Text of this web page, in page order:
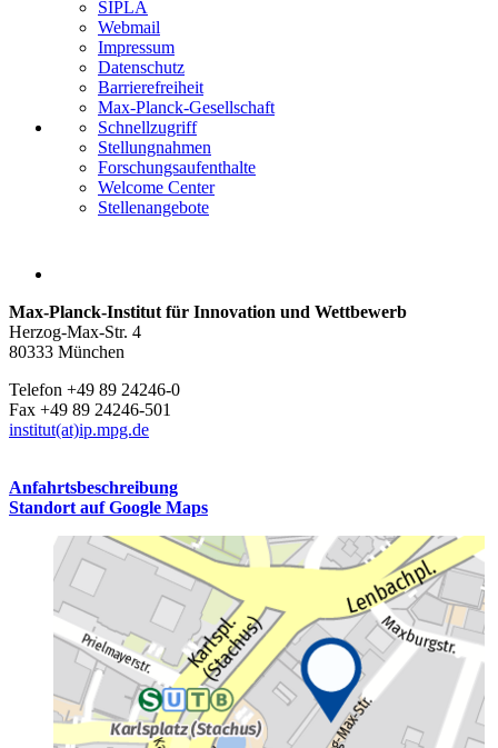
SIPLA
Webmail
Impressum
Datenschutz
Barrierefreiheit
Max-Planck-Gesellschaft
Schnellzugriff
Stellungnahmen
Forschungsaufenthalte
Welcome Center
Stellenangebote
Max-Planck-Institut für Innovation und Wettbewerb
Herzog-Max-Str. 4
80333 München
Telefon +49 89 24246-0
Fax +49 89 24246-501
institut(at)ip.mpg.de
Anfahrtsbeschreibung
Standort auf Google Maps